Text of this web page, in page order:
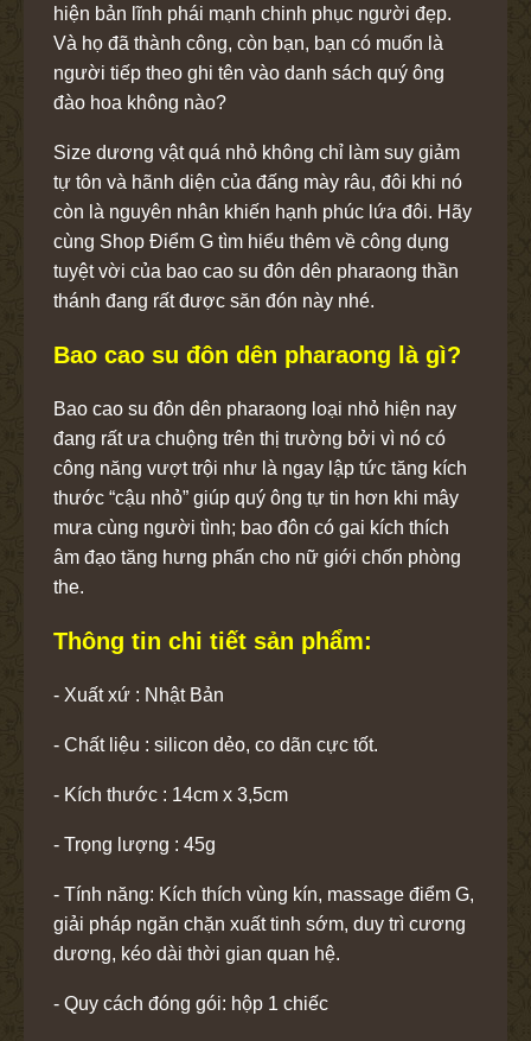
hiện bản lĩnh phái mạnh chinh phục người đẹp.
Và họ đã thành công, còn bạn, bạn có muốn là
người tiếp theo ghi tên vào danh sách quý ông
đào hoa không nào?
Size dương vật quá nhỏ không chỉ làm suy giảm
tự tôn và hãnh diện của đấng mày râu, đôi khi nó
còn là nguyên nhân khiến hạnh phúc lứa đôi. Hãy
cùng Shop Điểm G tìm hiểu thêm về công dụng
tuyệt vời của bao cao su đôn dên pharaong thần
thánh đang rất được săn đón này nhé.
Bao cao su đôn dên pharaong là gì?
Bao cao su đôn dên pharaong loại nhỏ hiện nay
đang rất ưa chuộng trên thị trường bởi vì nó có
công năng vượt trội như là ngay lập tức tăng kích
thước “cậu nhỏ” giúp quý ông tự tin hơn khi mây
mưa cùng người tình; bao đôn có gai kích thích
âm đạo tăng hưng phấn cho nữ giới chốn phòng
the.
Thông tin chi tiết sản phẩm:
- Xuất xứ : Nhật Bản
- Chất liệu : silicon dẻo, co dãn cực tốt.
- Kích thước : 14cm x 3,5cm
- Trọng lượng : 45g
- Tính năng: Kích thích vùng kín, massage điểm G,
giải pháp ngăn chặn xuất tinh sớm, duy trì cương
dương, kéo dài thời gian quan hệ.
- Quy cách đóng gói: hộp 1 chiếc